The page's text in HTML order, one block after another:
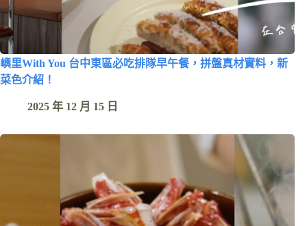
嶼里With You 台中東區必吃排隊早午餐，拼盤真材實料，新
菜色介紹！
2025 年 12 月 15 日